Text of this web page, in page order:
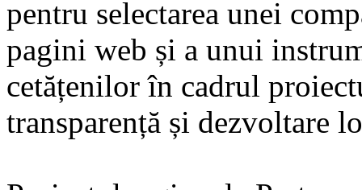
pentru selectarea unei
pagini web și a unui
cetățenilor în cadrul
transparență și dezvoltare